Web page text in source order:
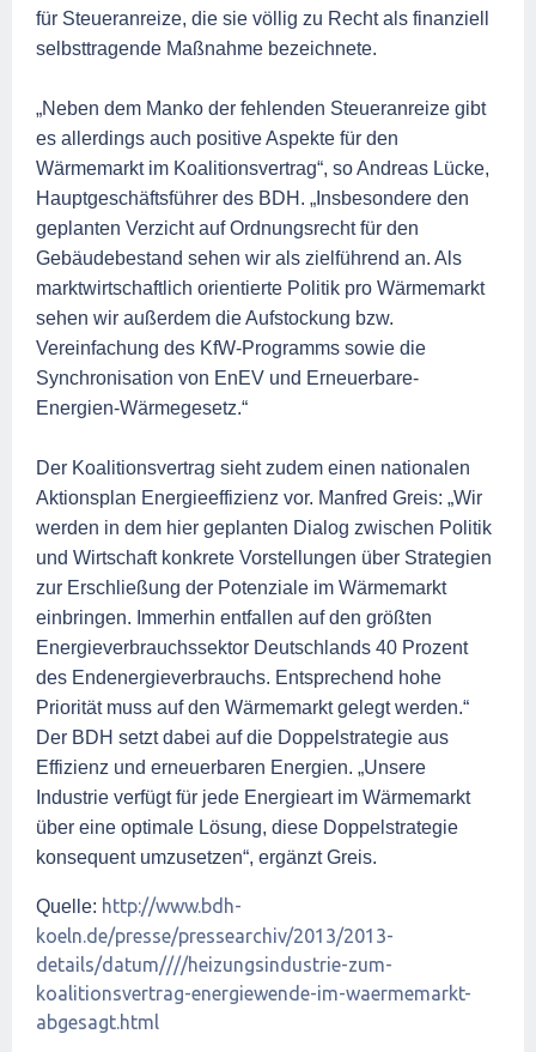
für Steueranreize, die sie völlig zu Recht als finanziell
selbsttragende Maßnahme bezeichnete.
„Neben dem Manko der fehlenden Steueranreize gibt
es allerdings auch positive Aspekte für den
Wärmemarkt im Koalitionsvertrag“, so Andreas Lücke,
Hauptgeschäftsführer des BDH. „Insbesondere den
geplanten Verzicht auf Ordnungsrecht für den
Gebäudebestand sehen wir als zielführend an. Als
marktwirtschaftlich orientierte Politik pro Wärmemarkt
sehen wir außerdem die Aufstockung bzw.
Vereinfachung des KfW-Programms sowie die
Synchronisation von EnEV und Erneuerbare-
Energien-Wärmegesetz.“
Der Koalitionsvertrag sieht zudem einen nationalen
Aktionsplan Energieeffizienz vor. Manfred Greis: „Wir
werden in dem hier geplanten Dialog zwischen Politik
und Wirtschaft konkrete Vorstellungen über Strategien
zur Erschließung der Potenziale im Wärmemarkt
einbringen. Immerhin entfallen auf den größten
Energieverbrauchssektor Deutschlands 40 Prozent
des Endenergieverbrauchs. Entsprechend hohe
Priorität muss auf den Wärmemarkt gelegt werden.“
Der BDH setzt dabei auf die Doppelstrategie aus
Effizienz und erneuerbaren Energien. „Unsere
Industrie verfügt für jede Energieart im Wärmemarkt
über eine optimale Lösung, diese Doppelstrategie
konsequent umzusetzen“, ergänzt Greis.
Quelle: http://www.bdh-
koeln.de/presse/pressearchiv/2013/2013-
details/datum////heizungsindustrie-zum-
koalitionsvertrag-energiewende-im-waermemarkt-
abgesagt.html